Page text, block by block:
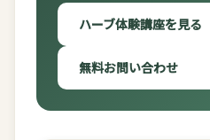
ハーブ体験講座を見る
無料お問い合わせ